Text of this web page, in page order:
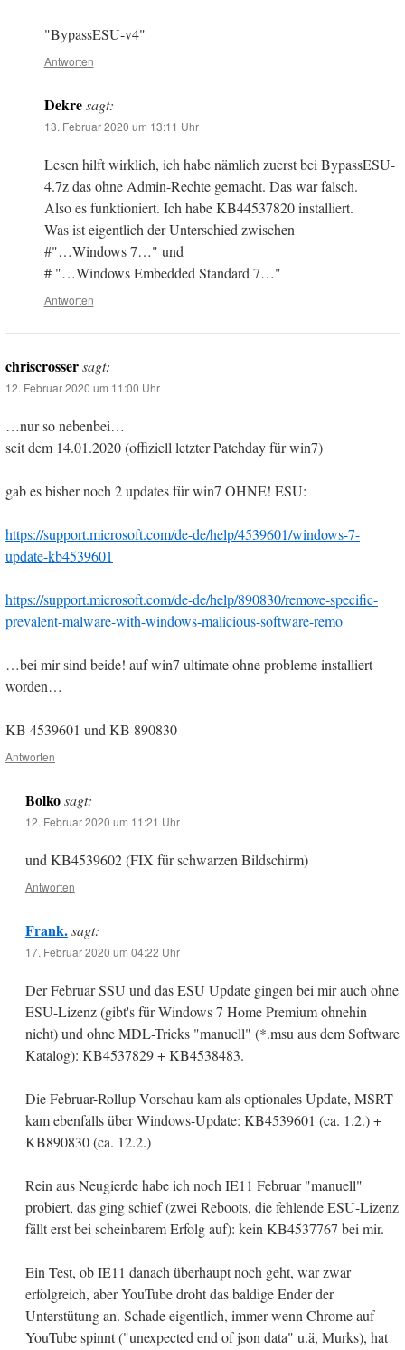
"BypassESU-v4"
Antworten
Dekre sagt:
13. Februar 2020 um 13:11 Uhr
Lesen hilft wirklich, ich habe nämlich zuerst bei BypassESU-
4.7z das ohne Admin-Rechte gemacht. Das war falsch.
Also es funktioniert. Ich habe KB44537820 installiert.
Was ist eigentlich der Unterschied zwischen
#"…Windows 7…" und
# "…Windows Embedded Standard 7…"
Antworten
chriscrossersagt:
12. Februar 2020 um 11:00 Uhr
…nur so nebenbei…
seit dem 14.01.2020 (offiziell letzter Patchday für win7)
gab es bisher noch 2 updates für win7 OHNE! ESU:
https://support.microsoft.com/de-de/help/4539601/windows-7-
update-kb4539601
https://support.microsoft.com/de-de/help/890830/remove-specific-
prevalent-malware-with-windows-malicious-software-remo
…bei mir sind beide! auf win7 ultimate ohne probleme installiert
worden…
KB 4539601 und KB 890830
Antworten
Bolko sagt:
12. Februar 2020 um 11:21 Uhr
und KB4539602 (FIX für schwarzen Bildschirm)
Antworten
Frank. sagt:
17. Februar 2020 um 04:22 Uhr
Der Februar SSU und das ESU Update gingen bei mir auch ohne
ESU-Lizenz (gibt's für Windows 7 Home Premium ohnehin
nicht) und ohne MDL-Tricks "manuell" (*.msu aus dem Software
Katalog): KB4537829 + KB4538483.
Die Februar-Rollup Vorschau kam als optionales Update, MSRT
kam ebenfalls über Windows-Update: KB4539601 (ca. 1.2.) +
KB890830 (ca. 12.2.)
Rein aus Neugierde habe ich noch IE11 Februar "manuell"
probiert, das ging schief (zwei Reboots, die fehlende ESU-Lizenz
fällt erst bei scheinbarem Erfolg auf): kein KB4537767 bei mir.
Ein Test, ob IE11 danach überhaupt noch geht, war zwar
erfolgreich, aber YouTube droht das baldige Ender der
Unterstütung an. Schade eigentlich, immer wenn Chrome auf
YouTube spinnt ("unexpected end of json data" u.ä, Murks), hat